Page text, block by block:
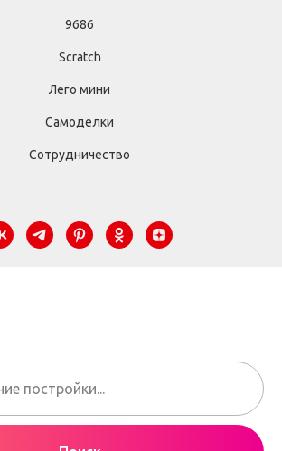
9686
Scratch
Лего мини
Самоделки
Сотрудничество